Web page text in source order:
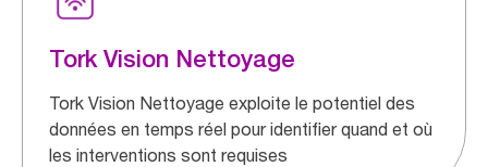
Tork Vision Nettoyage
Tork Vision Nettoyage exploite le potentiel des
données en temps réel pour identifier quand et où
les interventions sont requises